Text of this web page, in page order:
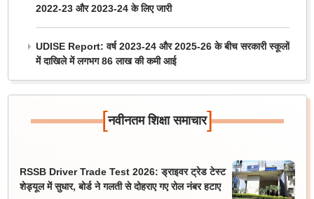
2022-23 और 2023-24 के लिए जारी
UDISE Report: वर्ष 2023-24 और 2025-26 के बीच सरकारी स्कूलों
में दाखिले में लगभग 86 लाख की कमी आई
[नवीनतम शिक्षा समाचार]
RSSB Driver Trade Test 2026: ड्राइवर ट्रेड टेस्ट
शेड्यूल में सुधार, बोर्ड ने गलती से दोहराए गए रोल नंबर हटाए